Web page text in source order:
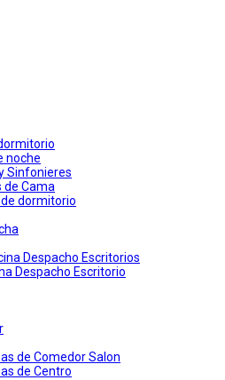
noche
Sinfonieres
de Cama
dormitorio
Despacho Escritorios
Despacho Escritorio
de Comedor Salon
de Centro